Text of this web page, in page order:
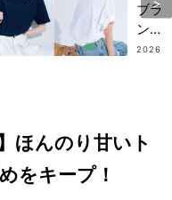
ブラ
ンド
の
ツ】
2026
ほんのり甘いト
をキープ！